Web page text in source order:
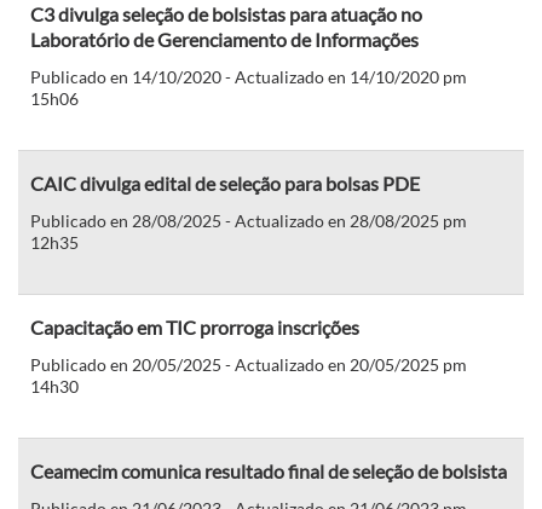
C3 divulga seleção de bolsistas para atuação no
Laboratório de Gerenciamento de Informações
Publicado en 14/10/2020 - Actualizado en 14/10/2020 pm
15h06
CAIC divulga edital de seleção para bolsas PDE
Publicado en 28/08/2025 - Actualizado en 28/08/2025 pm
12h35
Capacitação em TIC prorroga inscrições
Publicado en 20/05/2025 - Actualizado en 20/05/2025 pm
14h30
Ceamecim comunica resultado final de seleção de bolsista